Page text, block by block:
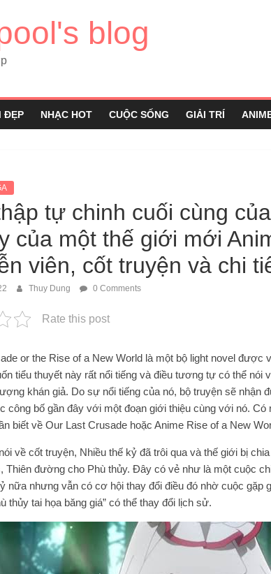
blog
ĐẸP NHẠC HOT CUỘC SỐNG GIẢI TRÍ
tự chinh cuối cùng
của một thế giới mới
viên, cốt truyện và chi
Thuy Dung 0 Comments
Rate this post
or the Rise of a New World là một bộ light novel
tiểu thuyết này rất nổi tiếng và điều tương tự có thể nói
khán giả. Do sự nổi tiếng của nó, bộ truyện sẽ nhận
công bố gần đây với một đoạn giới thiệu cùng với nó.
biết về Our Last Crusade hoặc Anime Rise of a New
về cốt truyện, Nhiều thế kỷ đã trôi qua và thế giới bị
Thiên đường cho Phù thủy. Đây có vẻ như là một cuộc
nữa nhưng vẫn có cơ hội thay đổi điều đó nhờ cuộc gặp
thủy tai họa băng giá” có thể thay đổi lịch sử.